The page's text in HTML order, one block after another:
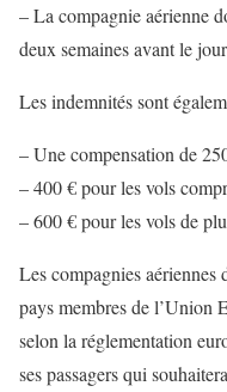
– La compagnie aérienne
deux semaines avant le
Les indemnités sont
– Une compensation de
– 400 € pour les vols
– 600 € pour les vols de
Les compagnies
pays membres de l’Union
selon la réglementation
ses passagers qui